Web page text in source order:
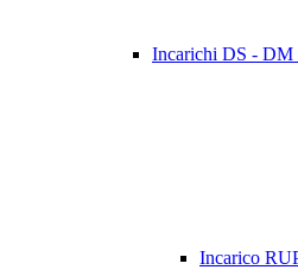
Incarichi DS - DM
Incarico